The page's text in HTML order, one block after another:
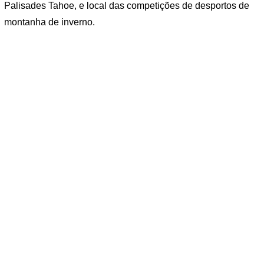
Palisades Tahoe, e local das competições de desportos de
montanha de inverno.